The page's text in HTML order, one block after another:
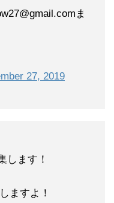
ま
27, 2019
します！
ますよ！